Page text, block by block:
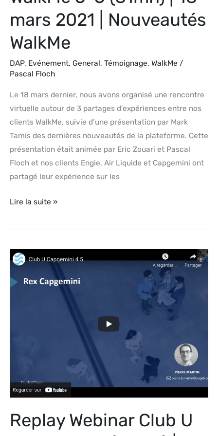
mars 2021 | Nouveautés
WalkMe
DAP, Evénement, General, Témoignage, WalkMe /
Pascal Floch
Le 18 mars dernier, nous avons organisé une rencontre
virtuelle autour de 3 partages d’expériences entre nos
clients WalkMe, suivie d’une présentation par Mark
Tamis des dernières nouveautés de la plateforme. Cette
présentation était animée par Eric Zouari et Pascal
Floch et nos clients Engie, Air Liquide et Capgemini ont
partagé leur expérience sur les
Lire la suite »
Replay Webinar Club U
Replay
Club
mars
Capgemini